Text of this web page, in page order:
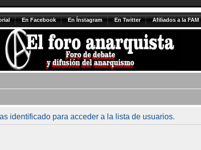
En Facebook En Ínstagram En Twitter Afiliados a la FAM
identificado para acceder a la lista de usuarios.